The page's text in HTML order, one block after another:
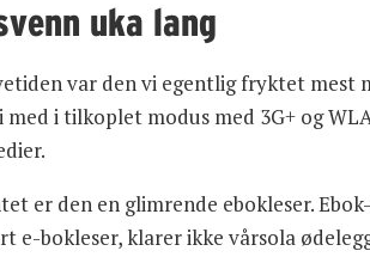
uka lang
var den vi egentlig fryktet mest
i tilkoplet modus med 3G+ og
er den en glimrende ebokleser.
e-bokleser, klarer ikke vårsola